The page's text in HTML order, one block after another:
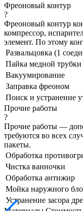
Фреоновый контур
?
Фреоновый контур
компрессор,
элемент. По этому
Развальцовка (1
Пайка медной трубки
Вакуумирование
Заправка фреоном
Поиск и устранение
Прочие работы
?
Прочие работы —
требуются во всех
пакеты.
Обработка
Чистка ванночки
Обработка антижир
Мойка наружного
Устранение засора